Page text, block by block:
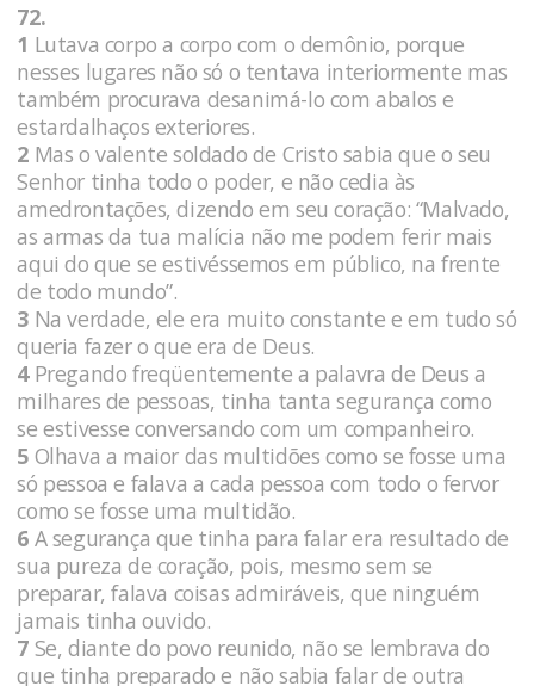
72.
1 Lutava corpo a corpo com o demônio, porque
nesses lugares não só o tentava interiormente mas
também procurava desanimá-lo com abalos e
estardalhaços exteriores.
2 Mas o valente soldado de Cristo sabia que o seu
Senhor tinha todo o poder, e não cedia às
amedrontações, dizendo em seu coração: “Malvado,
as armas da tua malícia não me podem ferir mais
aqui do que se estivéssemos em público, na frente
de todo mundo”.
3 Na verdade, ele era muito constante e em tudo só
queria fazer o que era de Deus.
4Pregando freqüentemente a palavra de Deus a
milhares de pessoas, tinha tanta segurança como
se estivesse conversando com um companheiro.
5 Olhava a maior das multidões como se fosse uma
só pessoa e falava a cada pessoa com todo o fervor
como se fosse uma multidão.
6 A segurança que tinha para falar era resultado de
sua pureza de coração, pois, mesmo sem se
preparar, falava coisas admiráveis, que ninguém
jamais tinha ouvido.
7 Se, diante do povo reunido, não se lembrava do
que tinha preparado e não sabia falar de outra